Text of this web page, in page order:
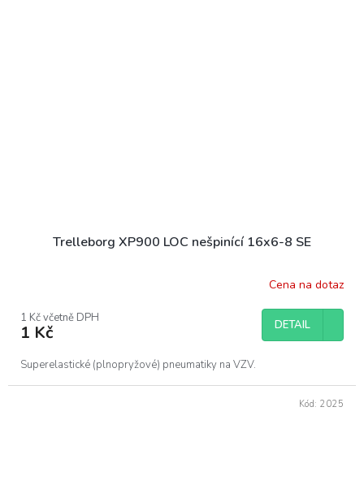
Trelleborg XP900 LOC nešpinící 16x6-8 SE
Cena na dotaz
1 Kč včetně DPH
1 Kč DETAIL
Superelastické (plnopryžové) pneumatiky na VZV.
Kód: 2025